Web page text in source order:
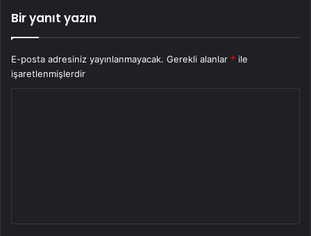
Bir yanıt yazın
E-posta adresiniz yayınlanmayacak. Gerekli alanlar * ile
işaretlenmişlerdir